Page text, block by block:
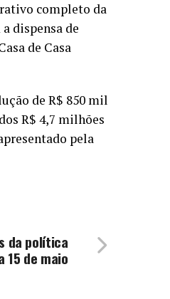
completo da
dispensa de
de Casa
de R$ 850 mil
R$ 4,7 milhões
pela
da política
de maio